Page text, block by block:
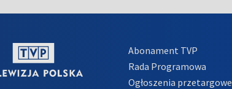
Abonament TVP
Rada Programowa
Ogłoszenia przetargowe